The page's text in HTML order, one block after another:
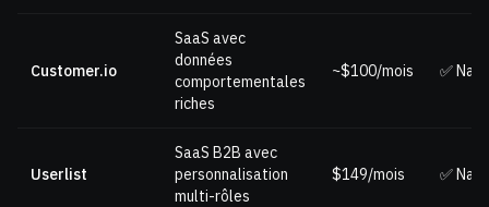
Customer.io
SaaS avec
données
comportementales
riches
~$100/mois ✅
Userlist
SaaS B2B avec
personnalisation
multi-rôles
$149/mois ✅